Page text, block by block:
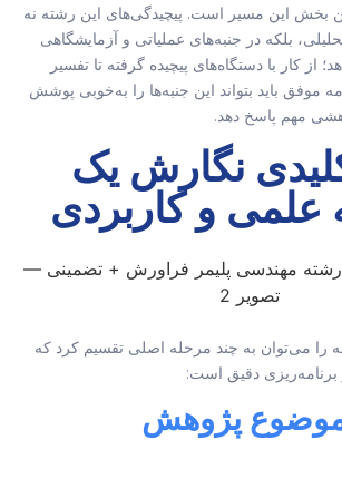
بخش این مسیر است. پیچیدگی‌های این رشته نه
بلکه در جنبه‌های عملیاتی و آزمایشگاهی
از کار با دستگاه‌های پیچیده گرفته تا تفسیر
موفق باید بتواند این جنبه‌ها را به‌خوبی پوشش
مهم پاسخ دهد.
نگارش یک
علمی و کاربردی
را می‌توان به چند مرحله اصلی تقسیم کرد که
برنامه‌ریزی دقیق است: